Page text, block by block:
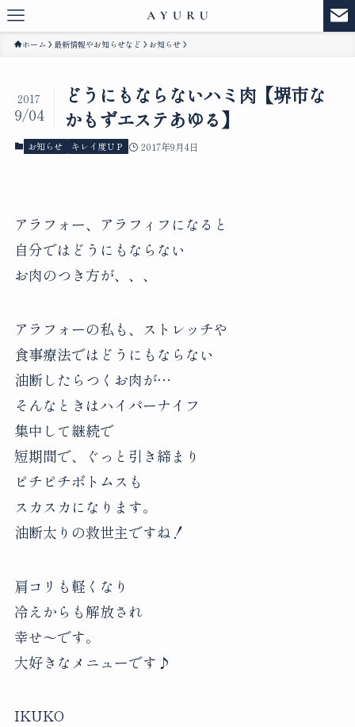
ホーム 最新情報やお知らせなど お知らせ
どうにもならないハミ肉【堺市な
かもずエステあゆる】
2017
9/04
お知らせ キレイ度ＵＰ 2017年9月4日
アラフォー、アラフィフになると
自分ではどうにもならない
お肉のつき方が、、、
アラフォーの私も、ストレッチや
食事療法ではどうにもならない
油断したらつくお肉が…
そんなときはハイパーナイフ
集中して継続で
短期間で、ぐっと引き締まり
ピチピチボトムスも
スカスカになります。
油断太りの救世主ですね！
肩コリも軽くなり
冷えからも解放され
幸せ〜です。
大好きなメニューです♪
IKUKO